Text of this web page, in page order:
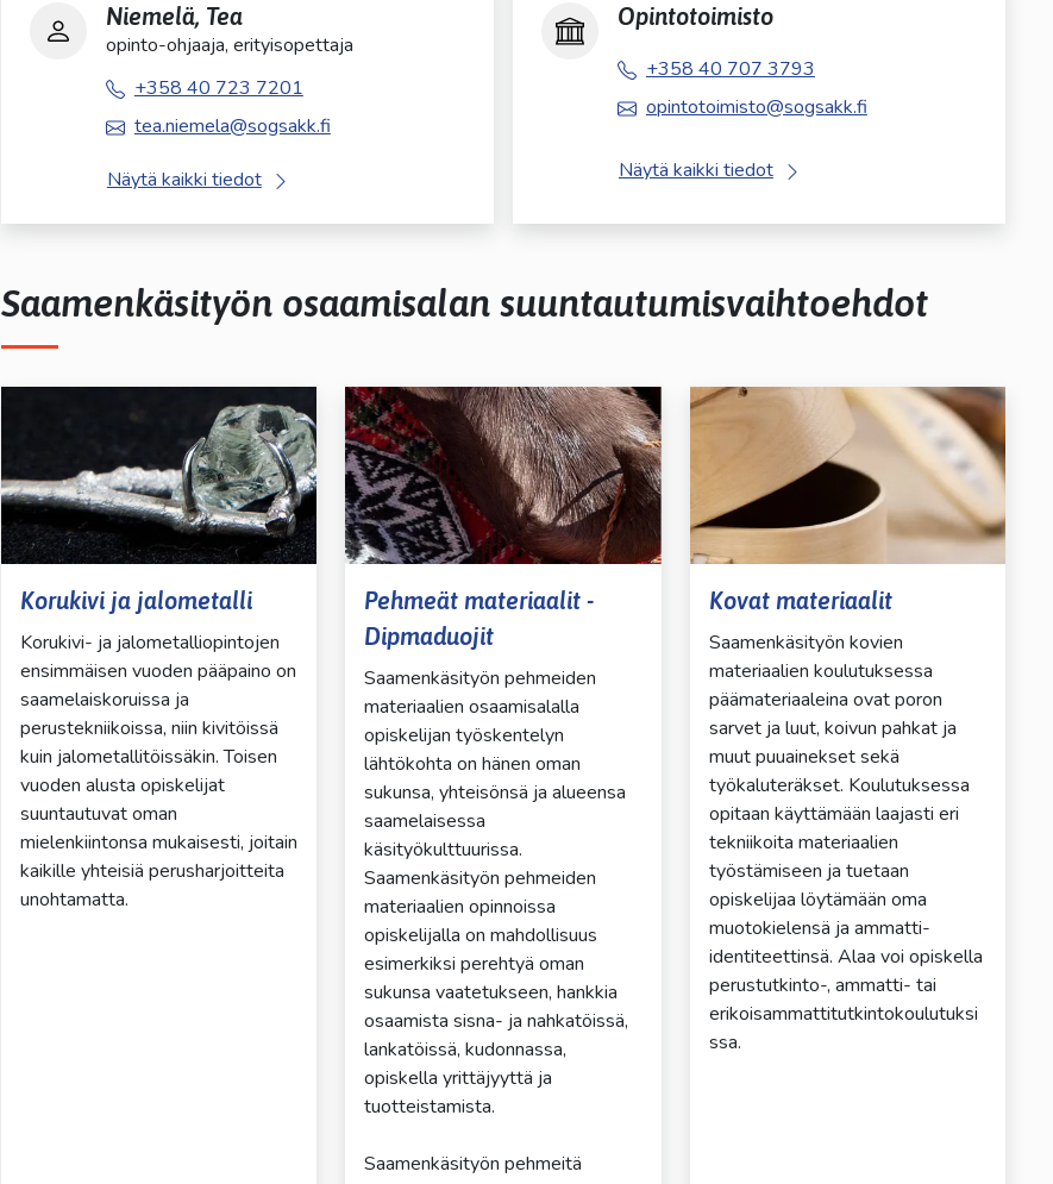
Niemelä, Tea
opinto-ohjaaja, erityisopettaja
+358 40 723 7201
tea.niemela@sogsakk.fi
Näytä kaikki tiedot
Opintotoimisto
+358 40 707 3793
opintotoimisto@sogsakk.fi
Näytä kaikki tiedot
Saamenkäsityön osaamisalan suuntautumisvaihtoehdot
Korukivi ja jalometalli
Korukivi- ja jalometalliopintojen
ensimmäisen vuoden pääpaino on
saamelaiskoruissa ja
perustekniikoissa, niin kivitöissä
kuin jalometallitöissäkin. Toisen
vuoden alusta opiskelijat
suuntautuvat oman
mielenkiintonsa mukaisesti, joitain
kaikille yhteisiä perusharjoitteita
unohtamatta.
Pehmeät materiaalit -
Dipmaduojit
Saamenkäsityön pehmeiden
materiaalien osaamisalalla
opiskelijan työskentelyn
lähtökohta on hänen oman
sukunsa, yhteisönsä ja alueensa
saamelaisessa
käsityökulttuurissa.
Saamenkäsityön pehmeiden
materiaalien opinnoissa
opiskelijalla on mahdollisuus
esimerkiksi perehtyä oman
sukunsa vaatetukseen, hankkia
osaamista sisna- ja nahkatöissä,
lankatöissä, kudonnassa,
opiskella yrittäjyyttä ja
tuotteistamista.
Saamenkäsityön pehmeitä
Kovat materiaalit
Saamenkäsityön kovien
materiaalien koulutuksessa
päämateriaaleina ovat poron
sarvet ja luut, koivun pahkat ja
muut puuainekset sekä
työkaluteräkset. Koulutuksessa
opitaan käyttämään laajasti eri
tekniikoita materiaalien
työstämiseen ja tuetaan
opiskelijaa löytämään oma
muotokielensä ja ammatti-
identiteettinsä. Alaa voi opiskella
perustutkinto-, ammatti- tai
erikoisammattitutkintokoulutuksi
ssa.